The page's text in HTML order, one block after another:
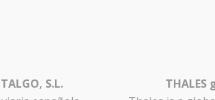
S.L.
THALES